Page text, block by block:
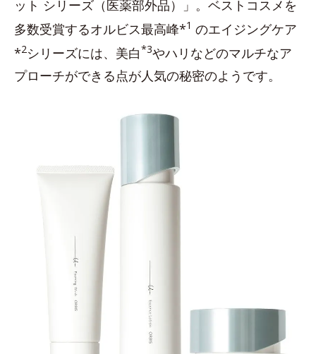
ット シリーズ（医薬部外品）」。ベストコスメを
多数受賞するオルビス最高峰*1 のエイジングケア
*2シリーズには、美白*3やハリなどのマルチなア
プローチができる点が人気の秘密のようです。